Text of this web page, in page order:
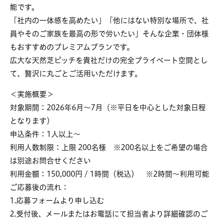
能です。
「社内の一体感を高めたい」「他にはない特別な場所で、社
員やそのご家族を最高の形で労いたい」そんな企業・団体様
もおすすめのプレミアムプランです。
広大な天然芝ピッチを貴社だけの完全プライベート空間とし
て、贅沢に丸ごとご活用いただけます。
＜実施概要＞
対象期間：2026年6月～7月（※平日を中心とした対象日程
となります）
申込条件：1人以上～
利用人数制限：上限 200名様 ※200名以上をご希望の場合
は別途お問合せください
利用金額：150,000円 / 1時間（税込） ※2時間～利用可能
ご応募後の流れ：
1.応募フォームより申し込む
2.受付後、メールまたはお電話にて担当者より詳細確認のご